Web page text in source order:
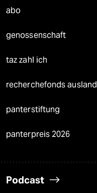
abo
genossenschaft
taz zahl ich
recherchefonds ausland
panterstiftung
panterpreis 2026
Podcast